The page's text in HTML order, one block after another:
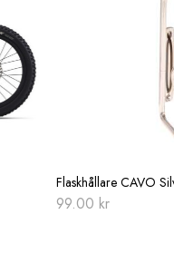
Flaskhållare CAVO
99.00 kr